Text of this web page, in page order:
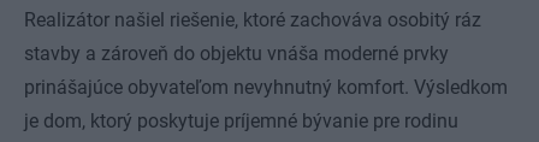
Realizátor našiel riešenie, ktoré zachováva osobitý ráz
stavby a zároveň do objektu vnáša moderné prvky
prinášajúce obyvateľom nevyhnutný komfort. Výsledkom
je dom, ktorý poskytuje príjemné bývanie pre rodinu